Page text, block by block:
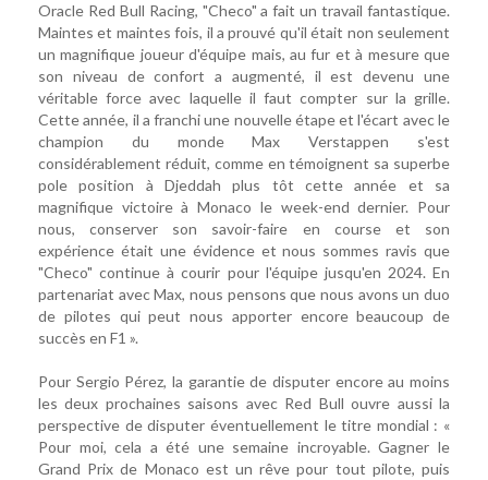
Oracle Red Bull Racing, "Checo" a fait un travail fantastique.
Maintes et maintes fois, il a prouvé qu'il était non seulement
un magnifique joueur d'équipe mais, au fur et à mesure que
son niveau de confort a augmenté, il est devenu une
véritable force avec laquelle il faut compter sur la grille.
Cette année, il a franchi une nouvelle étape et l'écart avec le
champion du monde Max Verstappen s'est
considérablement réduit, comme en témoignent sa superbe
pole position à Djeddah plus tôt cette année et sa
magnifique victoire à Monaco le week-end dernier. Pour
nous, conserver son savoir-faire en course et son
expérience était une évidence et nous sommes ravis que
"Checo" continue à courir pour l'équipe jusqu'en 2024. En
partenariat avec Max, nous pensons que nous avons un duo
de pilotes qui peut nous apporter encore beaucoup de
succès en F1 ».
Pour Sergio Pérez, la garantie de disputer encore au moins
les deux prochaines saisons avec Red Bull ouvre aussi la
perspective de disputer éventuellement le titre mondial : «
Pour moi, cela a été une semaine incroyable. Gagner le
Grand Prix de Monaco est un rêve pour tout pilote, puis